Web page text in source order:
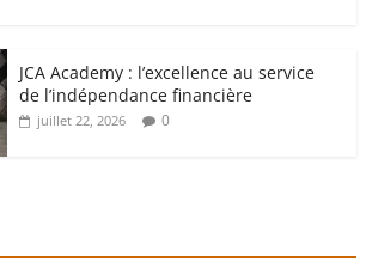
JCA Academy : l’excellence au service
de l’indépendance financière
juillet 22, 2026 0